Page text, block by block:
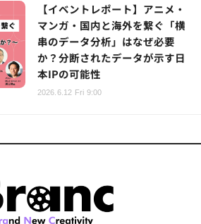
【イベントレポート】アニメ・
マンガ・国内と海外を繋ぐ「横
串のデータ分析」はなぜ必要
か？分断されたデータが示す日
本IPの可能性
2026.6.12 Fri 9:00